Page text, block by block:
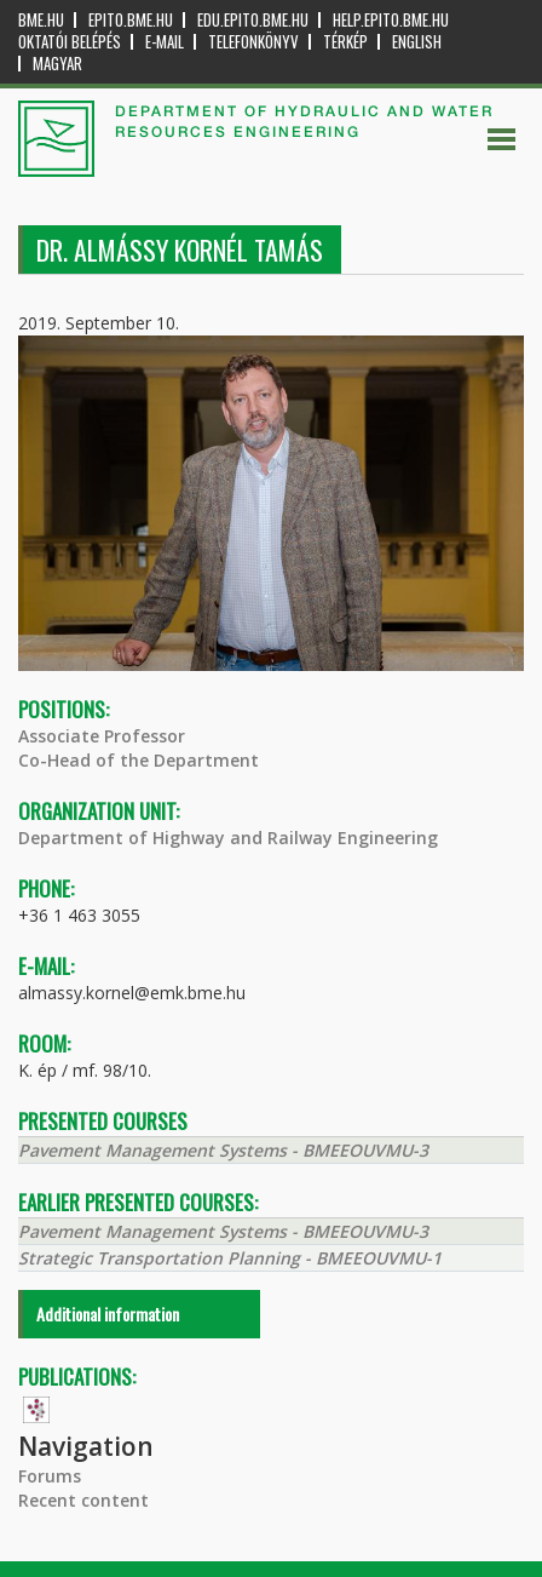
BME.HU EPITO.BME.HU EDU.EPITO.BME.HU
HELP.EPITO.BME.HU
OKTATÓI BELÉPÉS
E-MAIL TELEFONKÖNYV TÉRKÉP
ENGLISH
MAGYAR
DEPARTMENT OF HYDRAULIC AND WATER
RESOURCES ENGINEERING
DR. ALMÁSSY KORNÉL TAMÁS
2019. September 10.
POSITIONS:
Associate Professor
Co-Head of the Department
ORGANIZATION UNIT:
Department of Highway and Railway Engineering
PHONE:
+36 1 463 3055
E-MAIL:
almassy.kornel@emk.bme.hu
ROOM:
K. ép / mf. 98/10.
PRESENTED COURSES
Pavement Management Systems - BMEEOUVMU-3
EARLIER PRESENTED COURSES:
Pavement Management Systems - BMEEOUVMU-3
Strategic Transportation Planning - BMEEOUVMU-1
Additional information
PUBLICATIONS:
Navigation
Forums
Recent content